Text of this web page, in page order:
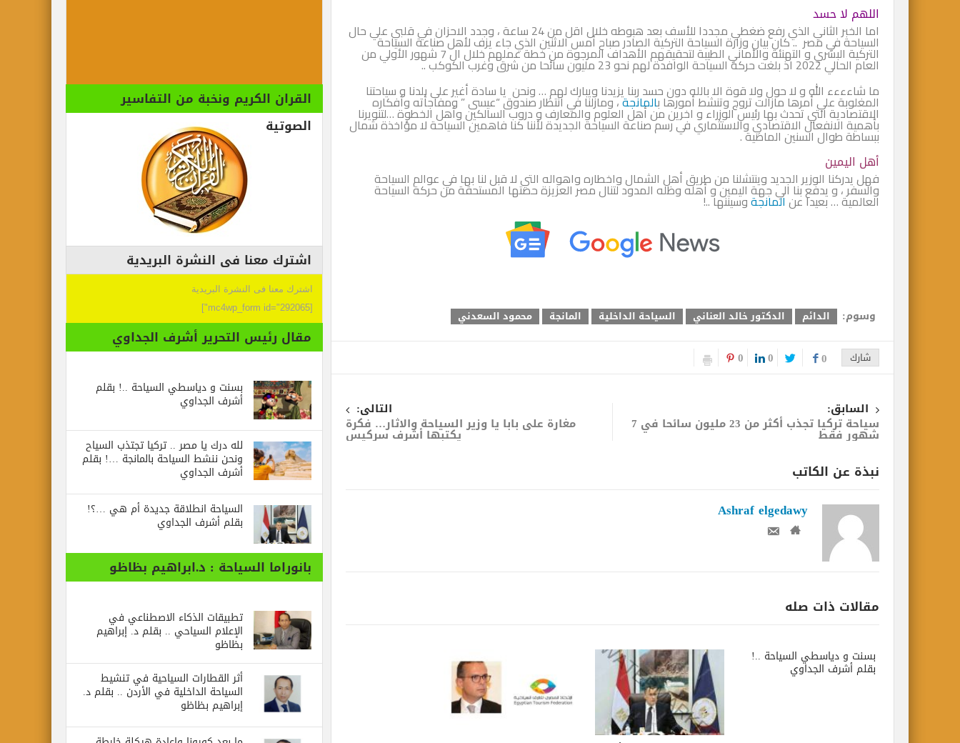
اللهم لا حسد
اما الخبر الثاني الذي رفع ضغطي مجددا للأسف بعد هبوطه خلال اقل من 24 ساعة ، وجدد الاحزان في قلبي علي حال
السياحة في مصر .. كان بيان وزارة السياحة التركية الصادر صباح أمس الاثنين الذي جاء يزف لأهل صناعة السياحة
التركية البشري و التهنئة والأماني الطيبة لتحقيقهم الأهداف المرجوة من خطة عملهم خلال ال 7 شهور الأولي من
العام الحالي 2022 اذ بلغت حركة السياحة الوافدة لهم نحو 23 مليون سائحا من شرق وغرب الكوكب ..
ما شاءءءء الله و لا حول ولا قوة الا بالله دون حسد ربنا يزيدنا ويبارك لهم … ونحن يا سادة أغير على بلدنا و سياحتنا
المغلوبة علي أمرها مازالت تروج وتنشط أمورها بالمانجة، ومازلنا في انتظار صندوق “عيسى ” ومفاجأته وأفكاره
الاقتصادية التي تحدث بها رئيس الوزراء و اخرين من أهل العلوم والمعارف و دروب السالكين وأهل الخطوة …لتنويرنا
بأهمية الانفعال الاقتصادي والاستثماري في رسم صناعة السياحة الجديدة لأننا كنا فاهمين السياحة لا مؤاخذة شمال
ببساطة طوال السنين الماضية .
أهل اليمين
فهل يدركنا الوزير الجديد وينتشلنا من طريق أهل الشمال واخطاره واهواله التي لا قبل لنا بها في عوالم السياحة
والسفر ، و يدفع بنا الي جهة اليمين و أهله وظله المدود لتنال مصر العزيزة حصتها المستحقة من حركة السياحة
العالمية … بعيدا عنالمانجةوسيننها ..!
وسوم: الدائم الدكتور خالد العناني السياحة الداخلية المانجة محمود السعدني
شارك 0
0
0
السابق:
سياحة تركيا تجذب أكثر من 23 مليون سائحا في 7
شهور فقط
التالى:
مغارة على بابا يا وزير السياحة والاثار… فكرة
يكتبها أشرف سركيس
نبذة عن الكاتب
Ashraf elgedawy
مقالات ذات صله
بسنت و دياسطي السياحة ..!
بقلم أشرف الجداوي
القران الكريم ونخبة من التفاسير
الصوتية
اشترك معنا فى النشرة البريدية
اشترك معنا فى النشرة البريدية
[mc4wp_form id="292065"]
مقال رئيس التحرير أشرف الجداوي
بسنت و دياسطي السياحة ..! بقلم
أشرف الجداوي
لله درك يا مصر .. تركيا تجتذب السياح
ونحن ننشط السياحة بالمانجة …! بقلم
أشرف الجداوي
السياحة انطلاقة جديدة أم هي …؟!
بقلم أشرف الجداوي
بانوراما السياحة : د.ابراهيم بظاظو
تطبيقات الذكاء الاصطناعي في
الإعلام السياحي .. بقلم د. إبراهيم
بظاظو
أثر القطارات السياحية في تنشيط
السياحة الداخلية في الأردن .. بقلم د.
إبراهيم بظاظو